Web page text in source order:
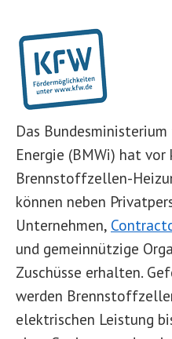
Das
Energie (BMWi) hat
Brennstoffzellen-
können neben
Unternehmen,
und gemeinnützige
Zuschüsse erhalten.
werden
elektrischen Leistung